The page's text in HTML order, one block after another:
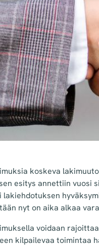
koskeva
esitys annettiin vuosi
nyt on aika alkaa
voidaan
kilpailevaa toimintaa